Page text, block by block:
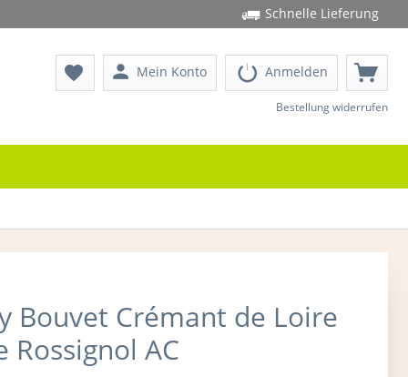
Schnelle Lieferung
favorite person Mein Konto Anmelden
Bestellung widerrufen
Bouvet Crémant de Loire
Rossignol AC